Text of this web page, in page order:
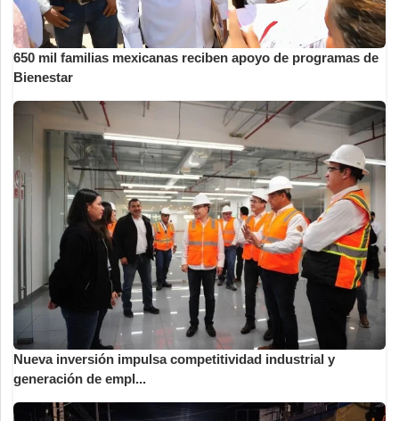
650 mil familias mexicanas reciben apoyo de programas de
Bienestar
Nueva inversión impulsa competitividad industrial y
generación de empl...